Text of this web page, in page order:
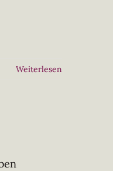
Weiterlesen